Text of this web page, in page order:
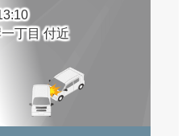
丁目 付近